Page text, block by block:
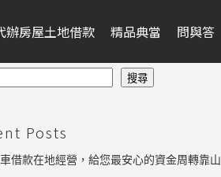
辦房屋土地借款 精品典當 問與答
搜尋
Posts
借款在地經營，給您最安心的資金周轉靠山